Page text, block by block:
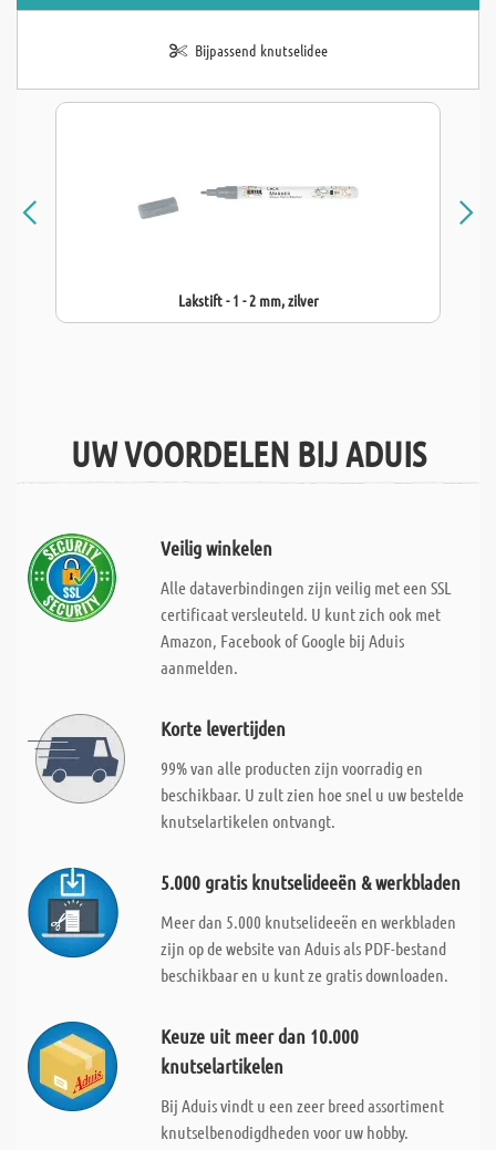
Bijpassend knutselidee
Lakstift - 1 - 2 mm, zilver
UW VOORDELEN BIJ ADUIS
Veilig winkelen
Alle dataverbindingen zijn veilig met een SSL
certificaat versleuteld. U kunt zich ook met
Amazon, Facebook of Google bij Aduis
aanmelden.
Korte levertijden
99% van alle producten zijn voorradig en
beschikbaar. U zult zien hoe snel u uw bestelde
knutselartikelen ontvangt.
5.000 gratis knutselideeën & werkbladen
Meer dan 5.000 knutselideeën en werkbladen
zijn op de website van Aduis als PDF-bestand
beschikbaar en u kunt ze gratis downloaden.
Keuze uit meer dan 10.000
knutselartikelen
Bij Aduis vindt u een zeer breed assortiment
knutselbenodigdheden voor uw hobby.